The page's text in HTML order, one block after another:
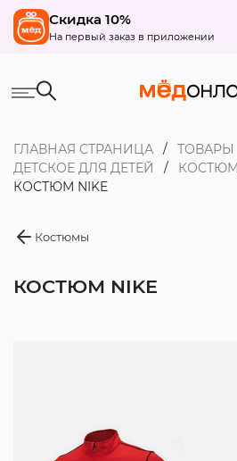
Скидка 10%
На первый заказ в приложении
ГЛАВНАЯ СТРАНИЦА ТОВАРЫ
ДЕТСКОЕ ДЛЯ ДЕТЕЙ
КОСТЮМ NIKE
Костюмы
КОСТЮМ NIKE